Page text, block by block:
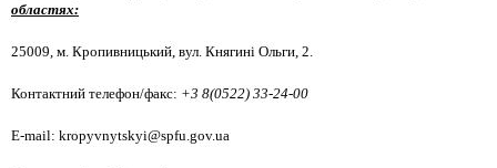
областях:
25009, м. Кропивницький, вул. Княгині Ольги, 2.
Контактний телефон/факс: +3 8(0522) 33-24-00
E-mail: kropyvnytskyi@spfu.gov.ua